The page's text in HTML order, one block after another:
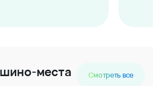
места
Смотреть все